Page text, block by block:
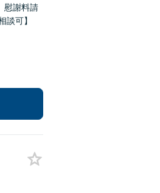
慰謝料請
談可】